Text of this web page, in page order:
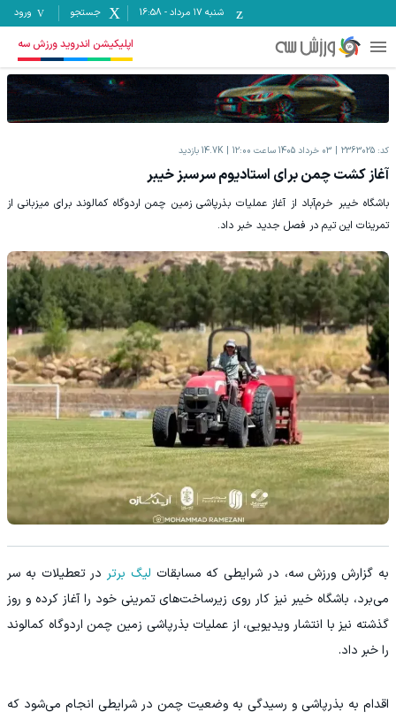
شنبه ۱۷ مرداد -
16:58 جستجو ورود
اپلیکیشن اندروید ورزش سه
کد: 2363025 03 خرداد 1405 ساعت 12:00 14.7K بازدید
آغاز کشت چمن برای استادیوم سرسبز خیبر
باشگاه خیبر خرم‌آباد از آغاز عملیات بذرپاشی زمین چمن اردوگاه کمالوند برای میزبانی از
تمرینات این تیم در فصل جدید خبر داد.
به گزارش ورزش سه، در شرایطی که مسابقات لیگ برتردر تعطیلات به سر
می‌برد، باشگاه خیبر نیز کار روی زیرساخت‌های تمرینی خود را آغاز کرده و روز
گذشته نیز با انتشار ویدیویی، از عملیات بذرپاشی زمین چمن اردوگاه کمالوند
را خبر داد.
اقدام به بذرپاشی و رسیدگی به وضعیت چمن در شرایطی انجام می‌شود که